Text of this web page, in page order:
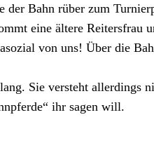
der Bahn rüber zum
eine ältere Reitersfrau
von uns! Über die
Sie versteht allerdings
ihr sagen will.